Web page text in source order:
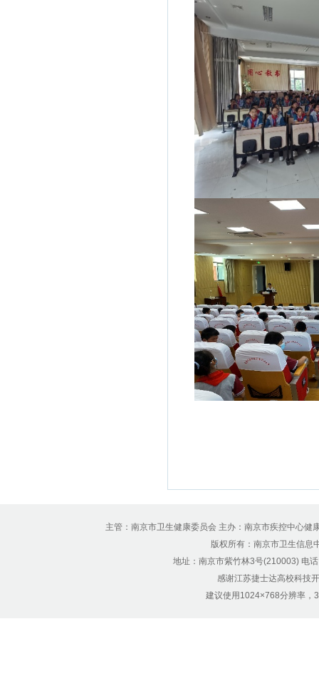
主管：南京市卫生健康委员会 主办：南京市疾控中心
版权所有：南京市卫生信
地址：南京市紫竹林3号(210003) 电
感谢江苏捷士达高校科技
建议使用1024×768分辨率，